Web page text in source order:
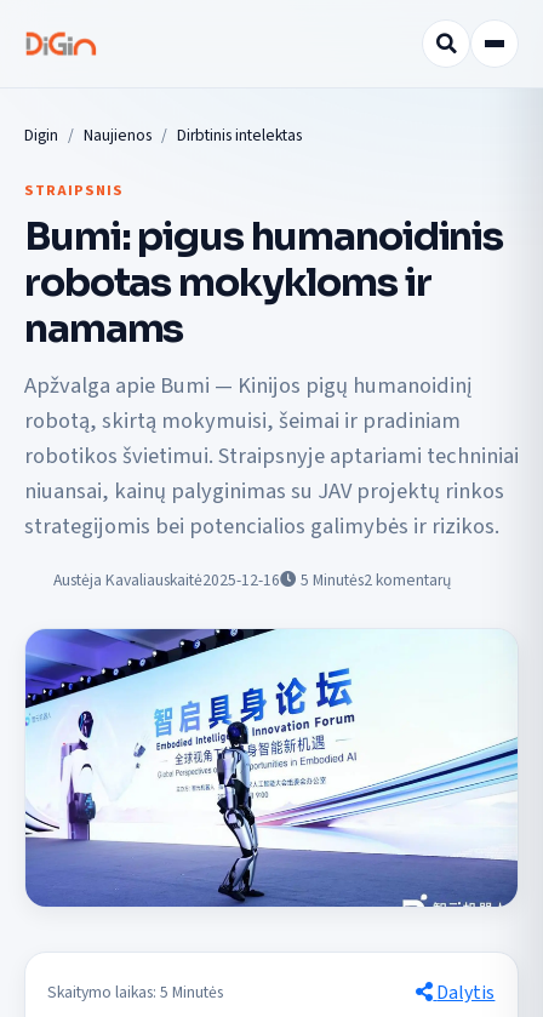
Digin Naujienos Dirbtinis intelektas
STRAIPSNIS
Bumi: pigus humanoidinis
robotas mokykloms ir
namams
Apžvalga apie Bumi — Kinijos pigų humanoidinį
robotą, skirtą mokymuisi, šeimai ir pradiniam
robotikos švietimui. Straipsnyje aptariami techniniai
niuansai, kainų palyginimas su JAV projektų rinkos
strategijomis bei potencialios galimybės ir rizikos.
Austėja Kavaliauskaitė2025-12-16 5 Minutės2 komentarų
Skaitymo laikas: 5 Minutės Dalytis